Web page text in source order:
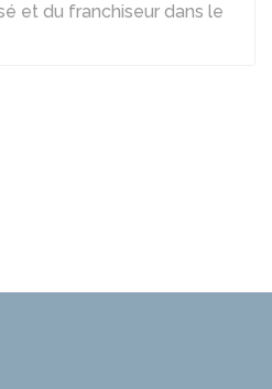
et du franchiseur dans le